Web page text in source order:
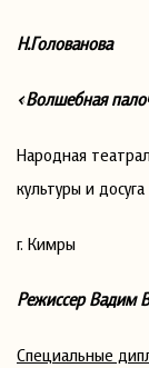
Н.Голованова
«Волшебная
Народная
культуры и
г. Кимры
Режиссер Вадим
Специальные